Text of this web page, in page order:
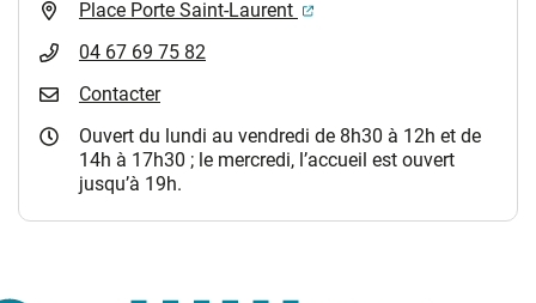
Place Porte Saint-Laurent
(ouverture dans un
04 67 69 75 82
Contacter
Ouvert du lundi au vendredi de 8h30 à 12h et de
14h à 17h30 ; le mercredi, l’accueil est ouvert
jusqu’à 19h.